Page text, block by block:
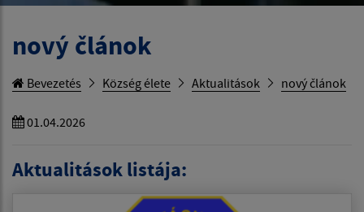
nový článok
Bevezetés Község élete Aktualitások nový článok
01.04.2026
Aktualitások listája: